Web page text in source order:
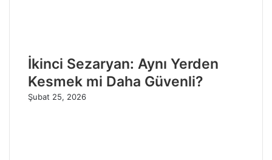
İkinci Sezaryan: Aynı Yerden
Kesmek mi Daha Güvenli?
Şubat 25, 2026